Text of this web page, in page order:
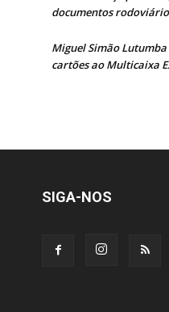
documentos
Miguel Simão Lutumba
cartões ao Multicaixa
SIGA-NOS